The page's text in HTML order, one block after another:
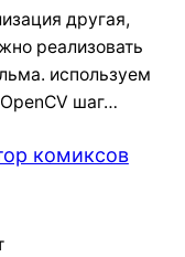
другая,
реализовать
используем
шаг…
комиксов